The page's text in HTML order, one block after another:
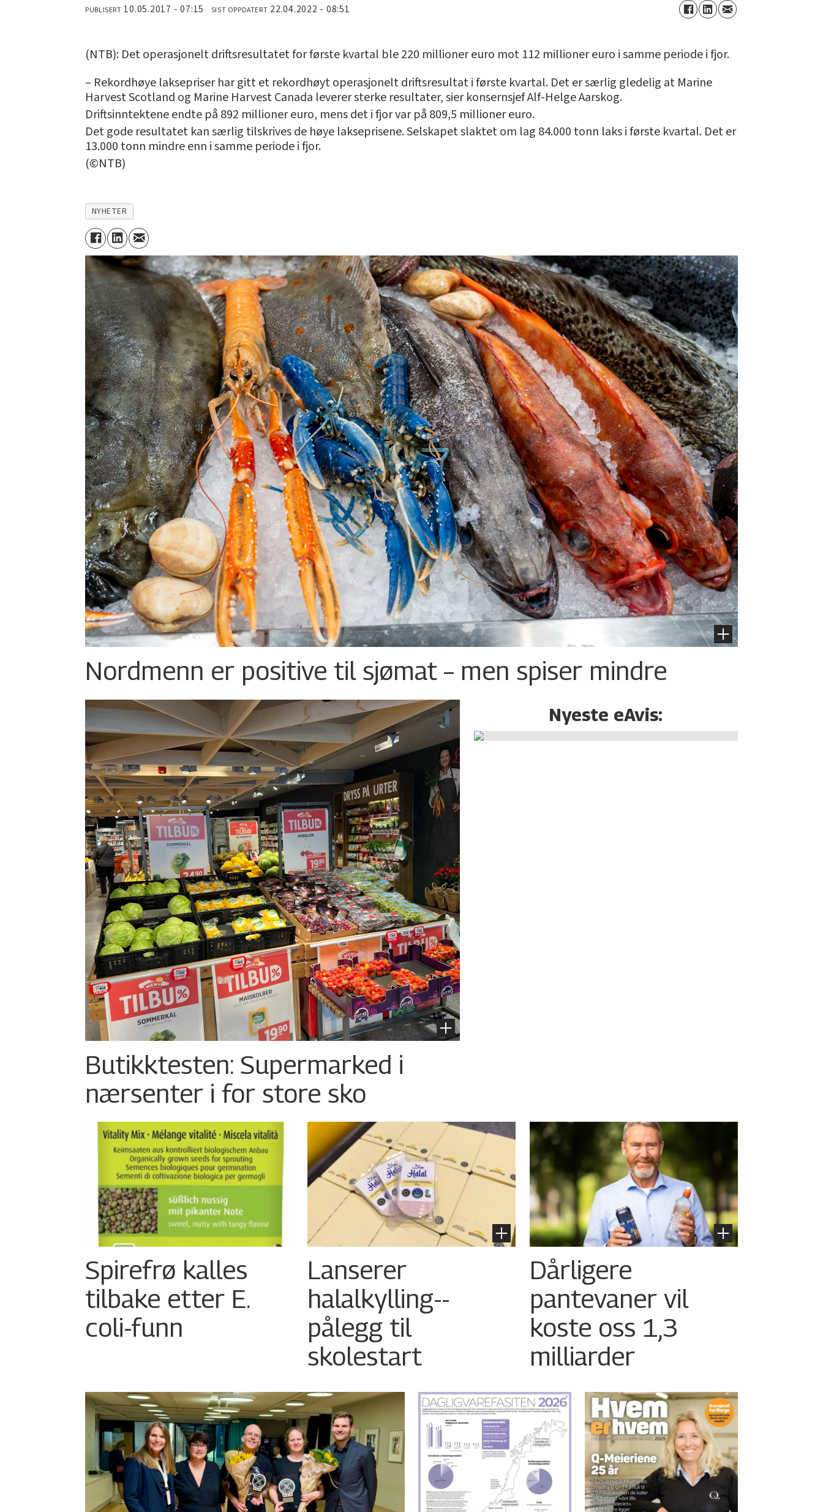
PUBLISERT 10.05.2017 - 07:15 SIST OPPDATERT 22.04.2022 - 08:51
(NTB): Det operasjonelt driftsresultatet for første kvartal ble 220 millioner euro mot 112 millioner euro i samme periode i fjor.
– Rekordhøye laksepriser har gitt et rekordhøyt operasjonelt driftsresultat i første kvartal. Det er særlig gledelig at Marine
Harvest Scotland og Marine Harvest Canada leverer sterke resultater, sier konsernsjef Alf-Helge Aarskog.
Driftsinntektene endte på 892 millioner euro, mens det i fjor var på 809,5 millioner euro.
Det gode resultatet kan særlig tilskrives de høye lakseprisene. Selskapet slaktet om lag 84.000 tonn laks i første kvartal. Det er
13.000 tonn mindre enn i samme periode i fjor.
(©NTB)
NYHETER
Nordmenn er positive til sjømat – men spiser mindre
Butikktesten: Supermarked i
nærsenter i for store sko
Nyeste eAvis:
Spirefrø kalles
tilbake etter E.
coli-funn
Lanserer
halalkylling-­
pålegg til
skolestart
Dårligere
pantevaner vil
koste oss 1,3
milliarder